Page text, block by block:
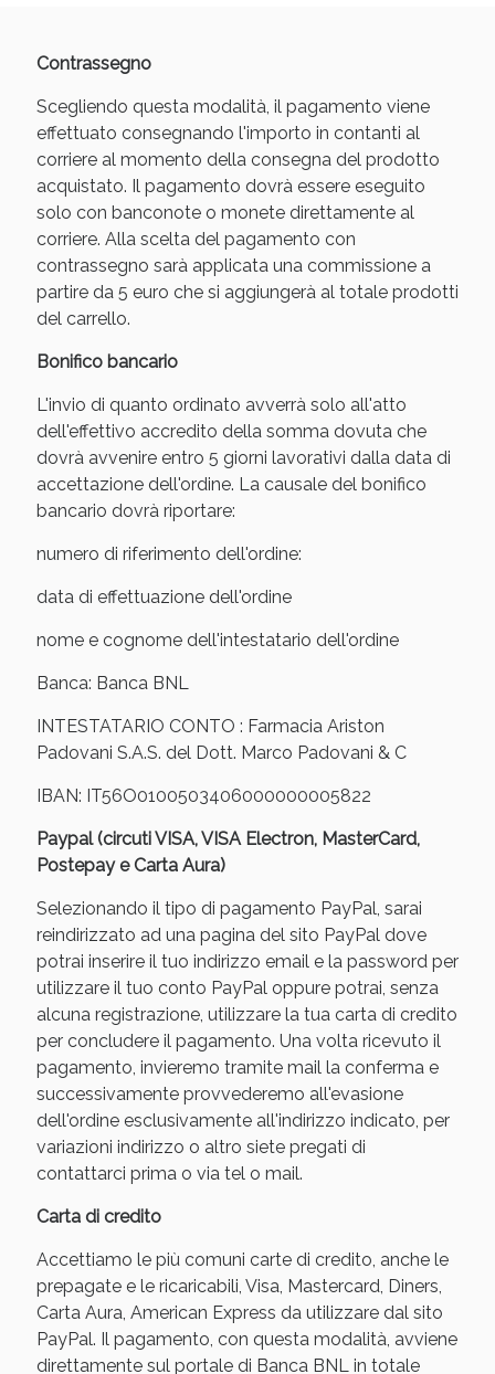
Contrassegno
Scegliendo questa modalità, il pagamento viene
effettuato consegnando l'importo in contanti al
corriere al momento della consegna del prodotto
acquistato. Il pagamento dovrà essere eseguito
solo con banconote o monete direttamente al
corriere. Alla scelta del pagamento con
contrassegno sarà applicata una commissione a
partire da 5 euro che si aggiungerà al totale prodotti
del carrello.
Bonifico bancario
L'invio di quanto ordinato avverrà solo all'atto
dell'effettivo accredito della somma dovuta che
dovrà avvenire entro 5 giorni lavorativi dalla data di
accettazione dell'ordine. La causale del bonifico
bancario dovrà riportare:
numero di riferimento dell'ordine:
data di effettuazione dell'ordine
nome e cognome dell'intestatario dell'ordine
Banca: Banca BNL
INTESTATARIO CONTO : Farmacia Ariston
Padovani S.A.S. del Dott. Marco Padovani & C
IBAN: IT56O0100503406000000005822
Paypal (circuti VISA, VISA Electron, MasterCard,
Postepay e Carta Aura)
Selezionando il tipo di pagamento PayPal, sarai
reindirizzato ad una pagina del sito PayPal dove
potrai inserire il tuo indirizzo email e la password per
utilizzare il tuo conto PayPal oppure potrai, senza
alcuna registrazione, utilizzare la tua carta di credito
per concludere il pagamento. Una volta ricevuto il
pagamento, invieremo tramite mail la conferma e
successivamente provvederemo all'evasione
dell'ordine esclusivamente all'indirizzo indicato, per
variazioni indirizzo o altro siete pregati di
contattarci prima o via tel o mail.
Carta di credito
Accettiamo le più comuni carte di credito, anche le
prepagate e le ricaricabili, Visa, Mastercard, Diners,
Carta Aura, American Express da utilizzare dal sito
PayPal. Il pagamento, con questa modalità, avviene
direttamente sul portale di Banca BNL in totale
Benessere Intestinale: Sconto fino al 55% valido
oggi!